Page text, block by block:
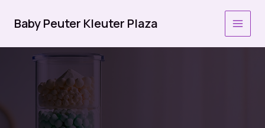
naar
inhoud
Baby Peuter Kleuter Plaza